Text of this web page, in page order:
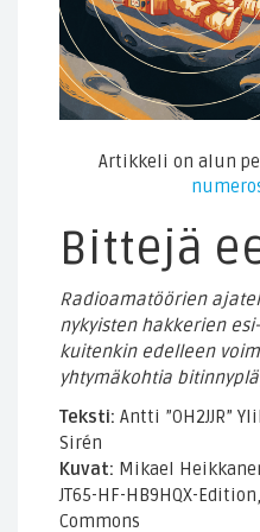
Artikkeli on alun
Bittejä
Radioamatöörien
nykyisten hakkerien
kuitenkin edelleen
yhtymäkohtia
Teksti: Antti ”OH2JJR”
Sirén
Kuvat: Mikael
JT65-HF-HB9HQX-
Commons